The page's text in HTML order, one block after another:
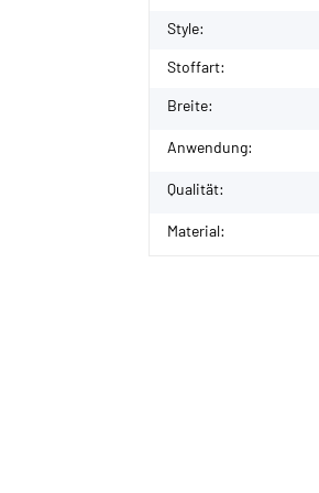
Style:
Stoffart:
Breite:
Anwendung:
Qualität:
Material: